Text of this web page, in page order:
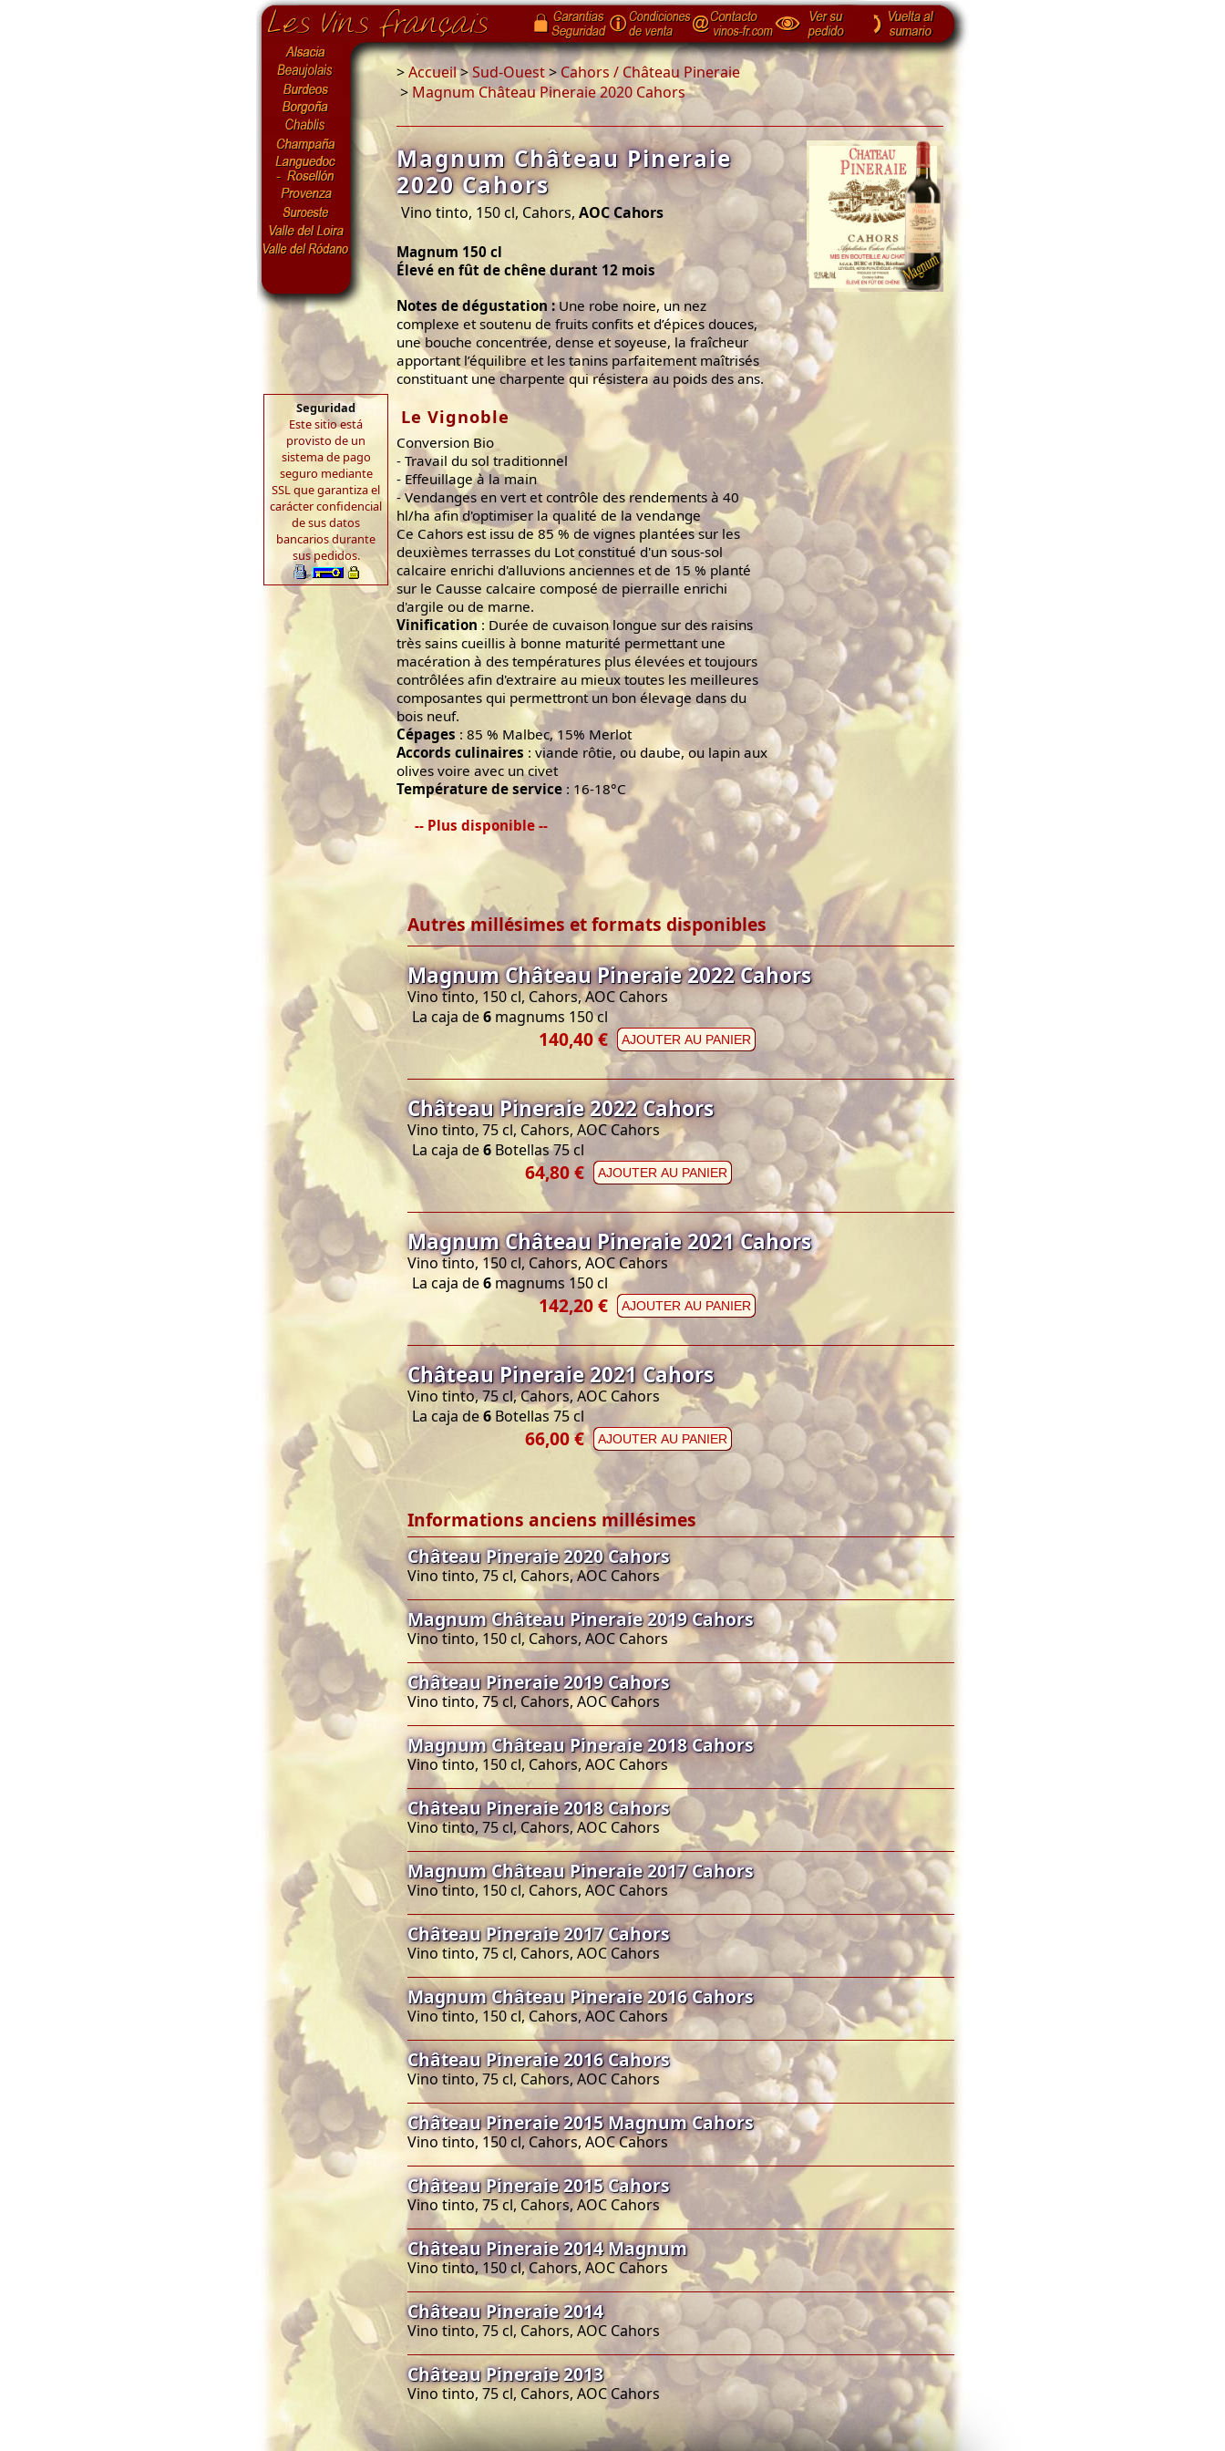
Seguridad
Este sitio está
provisto de un
sistema de pago
seguro mediante
SSL que garantiza el
carácter confidencial
de sus datos
bancarios durante
sus pedidos.
>Accueil>Sud-Ouest> Cahors / Château Pineraie
> Magnum Château Pineraie 2020 Cahors
Magnum Château Pineraie
2020 Cahors
Vino tinto, 150 cl, Cahors, AOC Cahors
Magnum 150 cl
Élevé en fût de chêne durant 12 mois
Notes de dégustation :Une robe noire, un nez
complexe et soutenu de fruits confits et d’épices douces,
une bouche concentrée, dense et soyeuse, la fraîcheur
apportant l’équilibre et les tanins parfaitement maîtrisés
constituant une charpente qui résistera au poids des ans.
Le Vignoble
Conversion Bio
- Travail du sol traditionnel
- Effeuillage à la main
- Vendanges en vert et contrôle des rendements à 40
hl/ha afin d'optimiser la qualité de la vendange
Ce Cahors est issu de 85 % de vignes plantées sur les
deuxièmes terrasses du Lot constitué d'un sous-sol
calcaire enrichi d'alluvions anciennes et de 15 % planté
sur le Causse calcaire composé de pierraille enrichi
d'argile ou de marne.
Vinification : Durée de cuvaison longue sur des raisins
très sains cueillis à bonne maturité permettant une
macération à des températures plus élevées et toujours
contrôlées afin d'extraire au mieux toutes les meilleures
composantes qui permettront un bon élevage dans du
bois neuf.
Cépages : 85 % Malbec, 15% Merlot
Accords culinaires : viande rôtie, ou daube, ou lapin aux
olives voire avec un civet
Température de service : 16-18°C
-- Plus disponible --
Autres millésimes et formats disponibles
Magnum Château Pineraie 2022 Cahors
Vino tinto, 150 cl, Cahors, AOC Cahors
La caja de6 magnums 150 cl
140,40 € AJOUTER AU PANIER
Château Pineraie 2022 Cahors
Vino tinto, 75 cl, Cahors, AOC Cahors
La caja de6 Botellas 75 cl
64,80 € AJOUTER AU PANIER
Magnum Château Pineraie 2021 Cahors
Vino tinto, 150 cl, Cahors, AOC Cahors
La caja de6 magnums 150 cl
142,20 € AJOUTER AU PANIER
Château Pineraie 2021 Cahors
Vino tinto, 75 cl, Cahors, AOC Cahors
La caja de6 Botellas 75 cl
66,00 € AJOUTER AU PANIER
Informations anciens millésimes
Château Pineraie 2020 Cahors
Vino tinto, 75 cl, Cahors, AOC Cahors
Magnum Château Pineraie 2019 Cahors
Vino tinto, 150 cl, Cahors, AOC Cahors
Château Pineraie 2019 Cahors
Vino tinto, 75 cl, Cahors, AOC Cahors
Magnum Château Pineraie 2018 Cahors
Vino tinto, 150 cl, Cahors, AOC Cahors
Château Pineraie 2018 Cahors
Vino tinto, 75 cl, Cahors, AOC Cahors
Magnum Château Pineraie 2017 Cahors
Vino tinto, 150 cl, Cahors, AOC Cahors
Château Pineraie 2017 Cahors
Vino tinto, 75 cl, Cahors, AOC Cahors
Magnum Château Pineraie 2016 Cahors
Vino tinto, 150 cl, Cahors, AOC Cahors
Château Pineraie 2016 Cahors
Vino tinto, 75 cl, Cahors, AOC Cahors
Château Pineraie 2015 Magnum Cahors
Vino tinto, 150 cl, Cahors, AOC Cahors
Château Pineraie 2015 Cahors
Vino tinto, 75 cl, Cahors, AOC Cahors
Château Pineraie 2014 Magnum
Vino tinto, 150 cl, Cahors, AOC Cahors
Château Pineraie 2014
Vino tinto, 75 cl, Cahors, AOC Cahors
Château Pineraie 2013
Vino tinto, 75 cl, Cahors, AOC Cahors